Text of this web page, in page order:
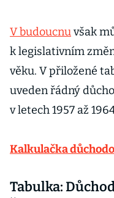
V budoucnuvšak
k legislativním
věku. V přiložené
uveden řádný
v letech 1957 až
Kalkulačka
Tabulka: